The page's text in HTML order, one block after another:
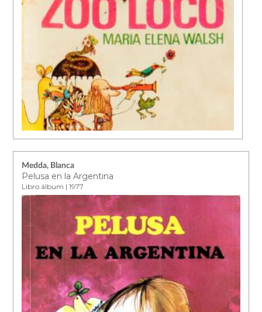
Medda, Blanca
Pelusa en la Argentina
Libro álbum | 1977